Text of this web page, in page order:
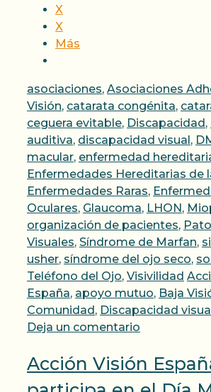
X
X
Más
Categorías
asociaciones, Asociaciones
Visión, catarata congénita,
ceguera evitable, Discapacidad,
auditiva, discapacidad visual,
macular, enfermedad
Enfermedades Hereditarias de
Enfermedades Raras,
Oculares, Glaucoma, LHON,
organización de pacientes,
Visuales, Síndrome de Marfan,
usher, síndrome del ojo seco,
Teléfono del Ojo, Visivilidad
España, apoyo mutuo, Baja
Comunidad, Discapacidad
Deja un comentario
Acción Visión